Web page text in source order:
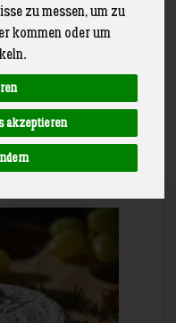
zu messen, um zu
kommen oder um
akzeptieren